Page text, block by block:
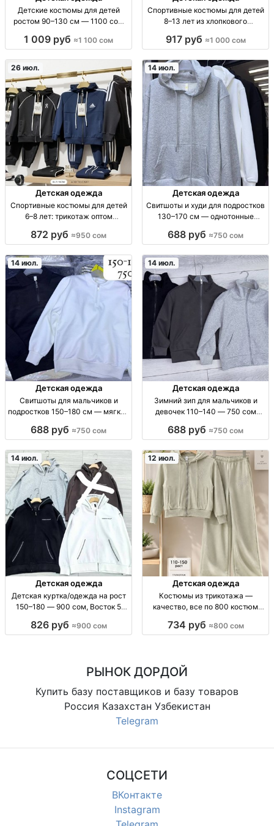
Детские костюмы для детей
ростом 90–130 см — 1100 сом
см, 1100 сом
1 009 руб ≈1 100 сом
Спортивные костюмы для детей
8–13 лет из хлопкового
шт дет. спортивн. костюм
размеры 8-13 лет, в линейке 5 шт,
повседневный/спо
917 руб ≈1 000 сом
26 июл.
Детская одежда
Спортивные костюмы для детей
6–8 лет: трикотаж оптом
Спорт.костюм дет. трикотаж 6–8
школьный/спорт, повседневный.
872 руб ≈950 сом
14 июл.
Детская одежда
Свитшоты и худи для подростков
130–170 см — однотонные
худи/свитшоты, базовые
см, мягкий плотный трикотаж,
прия
688 руб ≈750 сом
14 июл.
Детская одежда
Свитшоты для мальчиков и
подростков 150–180 см — мягкий
свитшот детский/для подростка,
мягк.ткань, комфортная посадка,
аккуратн. п
688 руб ≈750 сом
14 июл.
Детская одежда
Зимний зип для мальчиков и
девочек 110–140 — 750 сом
ж), тёплая верх. одежда, рост
688 руб ≈750 сом
14 июл.
Детская одежда
Детская куртка/одежда на рост
150–180 — 900 сом, Восток 5
подростков; рост 150-180 см;
826 руб ≈900 сом
12 июл.
Детская одежда
Костюмы из трикотажа —
качество, все по 800 костюм
мягк. трикотаж, унисекс/жен.,
734 руб ≈800 сом
РЫНОК ДОРДОЙ
Купить базу поставщиков и базу товаров
Россия Казахстан Узбекистан
Telegram
СОЦСЕТИ
ВКонтакте
Instagram